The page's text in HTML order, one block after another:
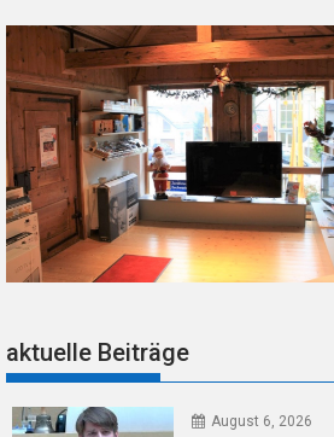
aktuelle Beiträge
August 6, 2026